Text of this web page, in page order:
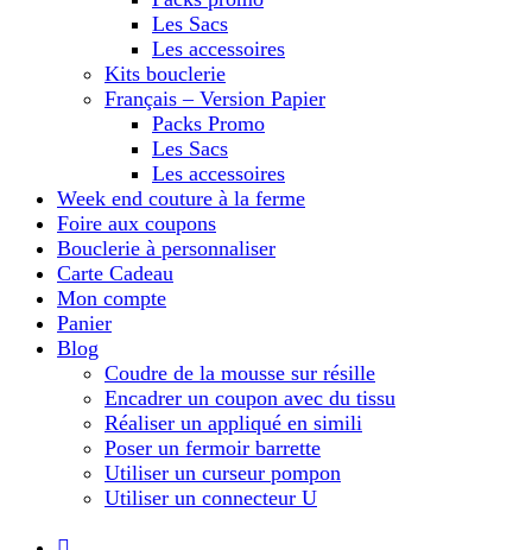
Les Sacs
Les accessoires
Kits bouclerie
Français – Version Papier
Packs Promo
Les Sacs
Les accessoires
Week end couture à la ferme
Foire aux coupons
Bouclerie à personnaliser
Carte Cadeau
Mon compte
Panier
Blog
Coudre de la mousse sur résille
Encadrer un coupon avec du tissu
Réaliser un appliqué en simili
Poser un fermoir barrette
Utiliser un curseur pompon
Utiliser un connecteur U